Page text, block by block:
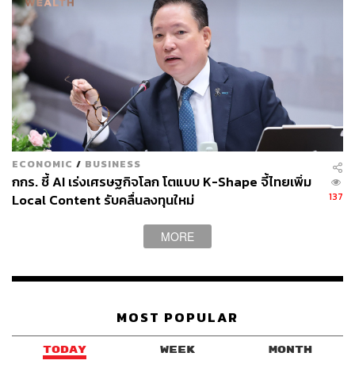
ECONOMIC / BUSINESS
กกร. ชี้ AI เร่งเศรษฐกิจโลก โตแบบ K-Shape จี้ไทยเพิ่ม
Local Content รับคลื่นลงทุนใหม่
137
MORE
MOST POPULAR
TODAY WEEK MONTH